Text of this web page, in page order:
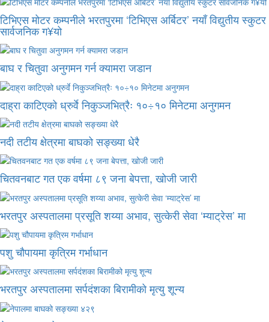
टिभिएस मोटर कम्पनीले भरतपुरमा ‘टिभिएस अर्बिटर’ नयाँ विद्युतीय स्कुटर
सार्वजनिक ग¥यो
बाघ र चितुवा अनुगमन गर्न क्यामरा जडान
दाह्रा काटिएको ध्रुर्वे निकुञ्जभित्रैः १०÷१० मिनेटमा अनुगमन
नदी तटीय क्षेत्रमा बाघको सङ्ख्या धेरै
चितवनबाट गत एक वर्षमा ८९ जना बेपत्ता, खोजी जारी
भरतपुर अस्पतालमा प्रसूति शय्या अभाव, सुत्केरी सेवा ‘म्याट्रेस’ मा
पशु चौपायमा कृत्रिम गर्भाधान
भरतपुर अस्पतालमा सर्पदंशका बिरामीको मृत्यु शून्य